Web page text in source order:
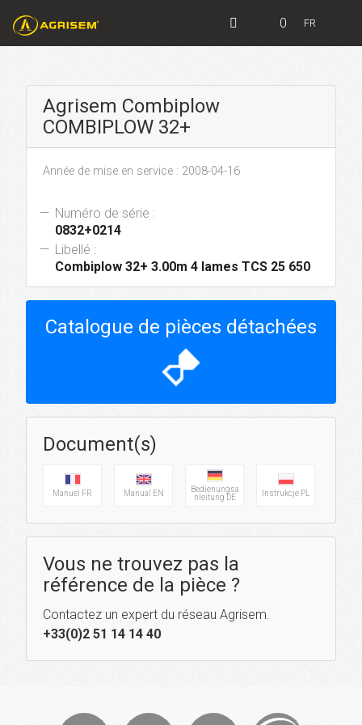
0 FR
Agrisem Combiplow
COMBIPLOW 32+
Année de mise en service : 2008-04-16
Numéro de série :
0832+0214
Libellé :
Combiplow 32+ 3.00m 4 lames TCS 25 650
Catalogue de pièces détachées
hourglass_top
Document(s)
Manuel FR Manual EN
Bedienungsa
nleitung DE
Instrukcje PL
Vous ne trouvez pas la
référence de la pièce ?
Contactez un expert du réseau Agrisem.
+33(0)2 51 14 14 40